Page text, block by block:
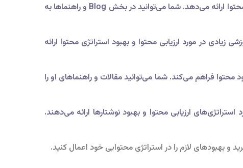
یک سایت بزرگ در زمینه بهینه‌سازی موتورهای جستجو است که منابعی جامع در مورد محتوا و راهکارهای ارزیابی محتوا ارائه می‌دهد. شما می‌توانید در بخش Blog و راهنماها به
در مورد ارزیابی محتوا و بهبود استراتژی محتوا ارائه
فراهم می‌کند. شما می‌توانید مقالات و راهنماهای او را
ارزیابی محتوا و بهبود نوشتارها ارائه می‌دهند.
و بهبودهای لازم را در استراتژی محتوایی خود اعمال کنید.